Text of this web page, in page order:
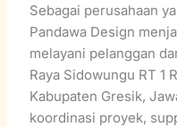
Sebagai perusahaan
Pandawa Design
melayani pelanggan
Raya Sidowungu RT 1
Kabupaten Gresik,
koordinasi proyek,